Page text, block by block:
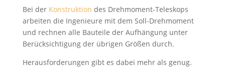
Bei derKonstruktion des Drehmoment-Teleskops
arbeiten die Ingenieure mit dem Soll-Drehmoment
und rechnen alle Bauteile der Aufhängung unter
Berücksichtigung der übrigen Größen durch.
Herausforderungen gibt es dabei mehr als genug.